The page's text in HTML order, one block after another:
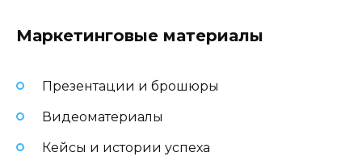
Маркетинговые материалы
Презентации и брошюры
Видеоматериалы
Кейсы и истории успеха